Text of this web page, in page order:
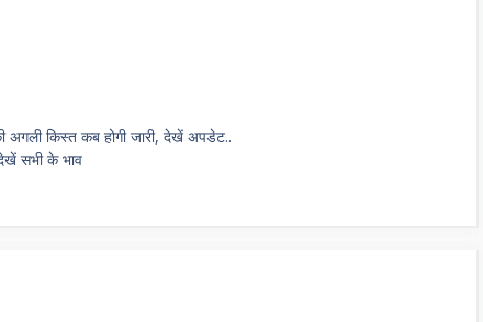
अगली किस्त कब होगी जारी, देखें अपडेट..
सभी के भाव